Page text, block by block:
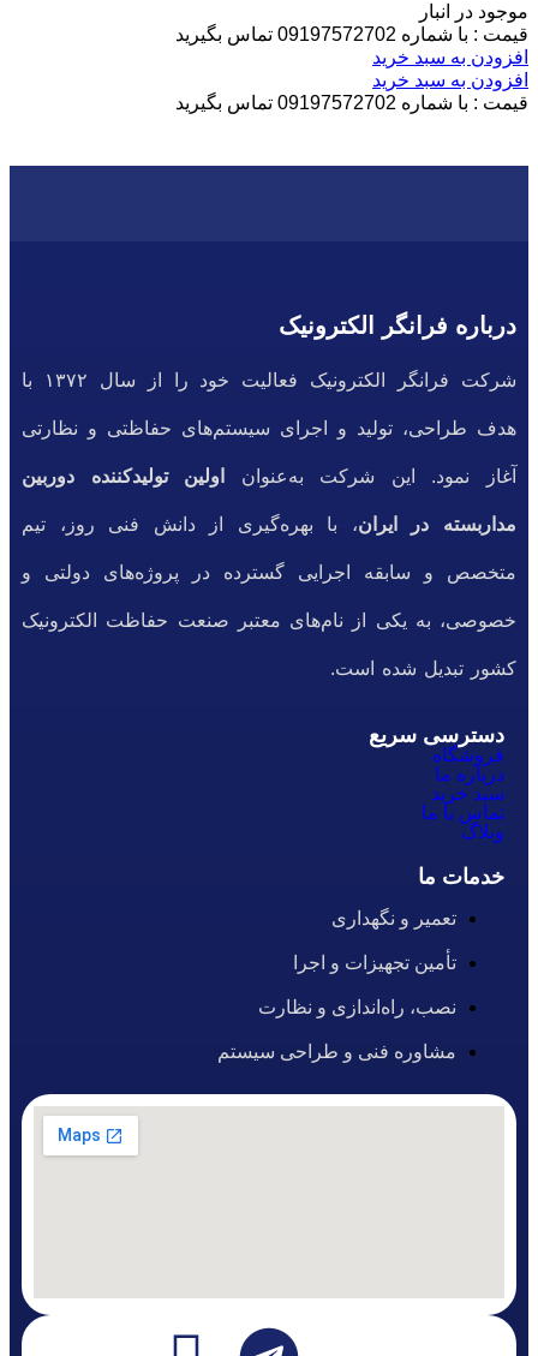
موجود در انبار
قیمت : با شماره 09197572702 تماس بگیرید
افزودن به سبد خرید
افزودن به سبد خرید
قیمت : با شماره 09197572702 تماس بگیرید
درباره فرانگر الکترونیک
شرکت فرانگر الکترونیک فعالیت خود را از سال ۱۳۷۲ با
هدف طراحی، تولید و اجرای سیستم‌های حفاظتی و نظارتی
آغاز نمود. این شرکت به‌عنوان اولین تولیدکننده دوربین
مداربسته در ایران، با بهره‌گیری از دانش فنی روز، تیم
متخصص و سابقه اجرایی گسترده در پروژه‌های دولتی و
خصوصی، به یکی از نام‌های معتبر صنعت حفاظت الکترونیک
کشور تبدیل شده است.
دسترسی سریع
فروشگاه
درباره ما
سبد خرید
تماس با ما
وبلاگ
خدمات ما
تعمیر و نگهداری
تأمین تجهیزات و اجرا
نصب، راه‌اندازی و نظارت
مشاوره فنی و طراحی سیستم